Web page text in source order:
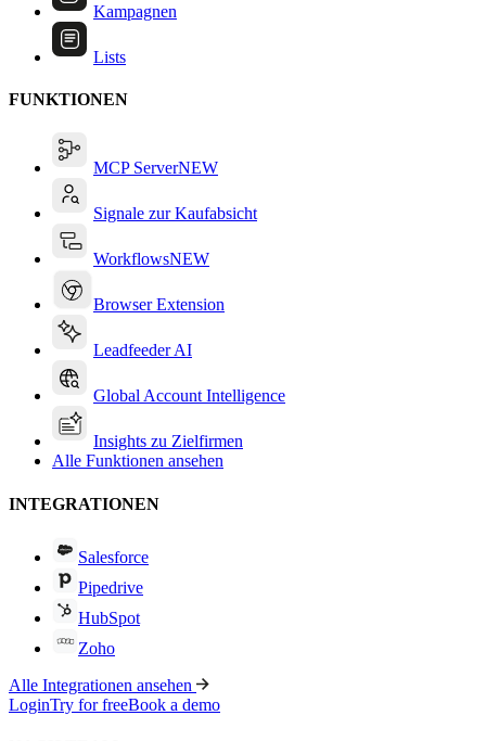
Kampagnen
Lists
FUNKTIONEN
MCP ServerNEW
Signale zur Kaufabsicht
WorkflowsNEW
Browser Extension
Leadfeeder AI
Global Account Intelligence
Insights zu Zielfirmen
Alle Funktionen ansehen
INTEGRATIONEN
Salesforce
Pipedrive
HubSpot
Zoho
Alle Integrationen ansehen
LoginTry for freeBook a demo